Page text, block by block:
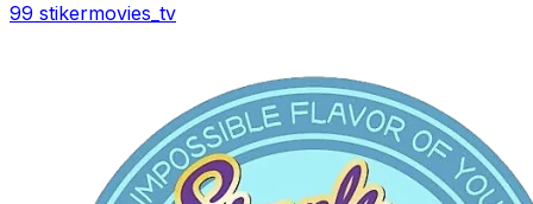
99 stikermovies_tv